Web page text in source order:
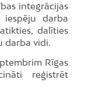
integrācijas
iespēju darba
dalīties
darba vidi.
Rīgas
reģistrēt